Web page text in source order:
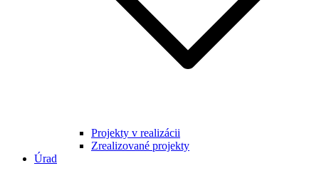
Projekty v realizácii
Zrealizované projekty
Úrad